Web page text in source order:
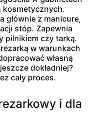
kosmetycznych.
głównie z manicure,
stóp. Zapewnia
pilnikiem czy tarką.
w warunkach
własną
dokładniej?
cały proces.
i dla